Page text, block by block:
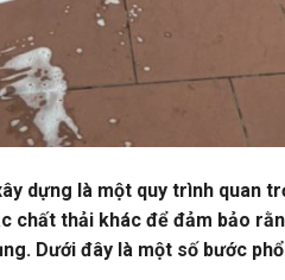
dựng là một quy trình quan
chất thải khác để đảm bảo
Dưới đây là một số bước